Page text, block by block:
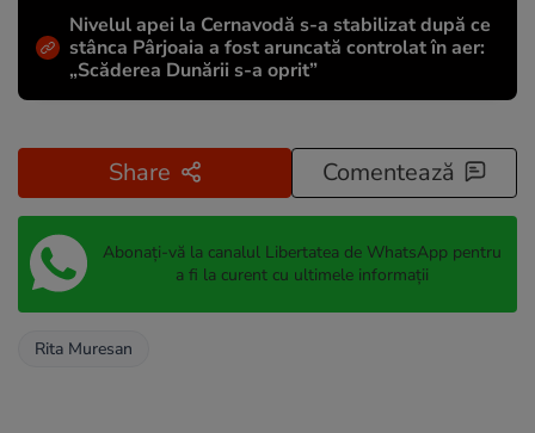
Nivelul apei la Cernavodă s-a stabilizat după ce
stânca Pârjoaia a fost aruncată controlat în aer:
„Scăderea Dunării s-a oprit”
Share Comentează
Abonați-vă la canalul Libertatea de WhatsApp pentru
a fi la curent cu ultimele informații
Rita Muresan